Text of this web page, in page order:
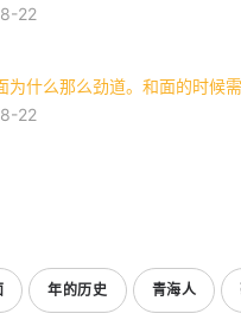
22
为什么那么劲道。和面的时候
22
年的历史 青海人